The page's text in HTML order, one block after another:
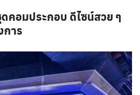
คอมประกอบ ดีไซน์สวย ๆ
าร